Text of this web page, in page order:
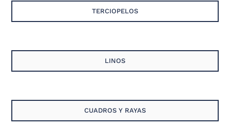
TERCIOPELOS
LINOS
CUADROS Y RAYAS